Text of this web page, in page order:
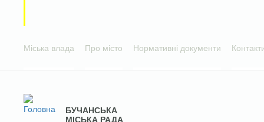
Міська влада Про місто Нормативні документи
БУЧАНСЬКА
МІСЬКА РАДА